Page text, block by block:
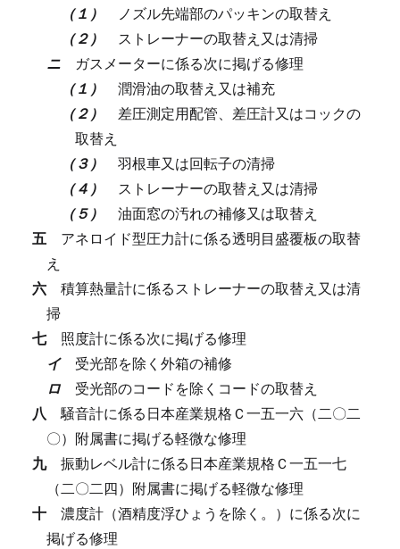
（１）
ノズル先端部のパッキンの取替え
（２） ストレーナーの取替え又は清掃
ニ ガスメーターに係る次に掲げる修理
（１） 潤滑油の取替え又は補充
（２） 差圧測定用配管、差圧計又はコックの
取替え
（３） 羽根車又は回転子の清掃
（４） ストレーナーの取替え又は清掃
（５） 油面窓の汚れの補修又は取替え
五 アネロイド型圧力計に係る透明目盛覆板の取替
え
六 積算熱量計に係るストレーナーの取替え又は清
掃
七 照度計に係る次に掲げる修理
イ 受光部を除く外箱の補修
ロ 受光部のコードを除くコードの取替え
八騒音計に係る日本産業規格Ｃ一五一六（二〇二
〇）附属書に掲げる軽微な修理
九 振動レベル計に係る日本産業規格Ｃ一五一七
（二〇二四）附属書に掲げる軽微な修理
十 濃度計（酒精度浮ひょうを除く。）に係る次に
掲げる修理